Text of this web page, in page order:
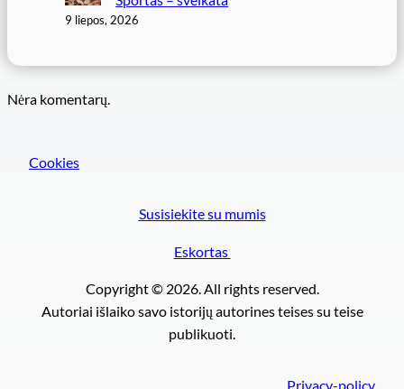
9 liepos, 2026
Nėra komentarų.
Cookies
Susisiekite su mumis
Eskortas
Copyright © 2026. All rights reserved.
Autoriai išlaiko savo istorijų autorines teises su teise
publikuoti.
Privacy-policy